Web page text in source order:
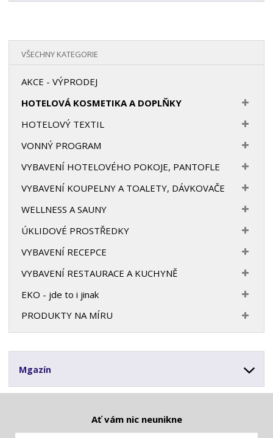
VŠECHNY KATEGORIE
AKCE - VÝPRODEJ
HOTELOVÁ KOSMETIKA A DOPLŇKY
HOTELOVÝ TEXTIL
VONNÝ PROGRAM
VYBAVENÍ HOTELOVÉHO POKOJE, PANTOFLE
VYBAVENÍ KOUPELNY A TOALETY, DÁVKOVAČE
WELLNESS A SAUNY
ÚKLIDOVÉ PROSTŘEDKY
VYBAVENÍ RECEPCE
VYBAVENÍ RESTAURACE A KUCHYNĚ
EKO - jde to i jinak
PRODUKTY NA MÍRU
Mgazín
Ať vám nic neunikne